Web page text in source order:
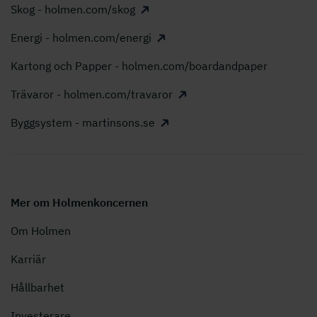
Skog - holmen.com/skog
Energi - holmen.com/energi
Kartong och Papper - holmen.com/boardandpaper
Trävaror - holmen.com/travaror
Byggsystem - martinsons.se
Mer om Holmenkoncernen
Om Holmen
Karriär
Hållbarhet